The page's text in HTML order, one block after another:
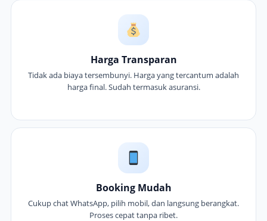
Harga Transparan
Tidak ada biaya tersembunyi. Harga yang tercantum adalah
harga final. Sudah termasuk asuransi.
Booking Mudah
Cukup chat WhatsApp, pilih mobil, dan langsung berangkat.
Proses cepat tanpa ribet.